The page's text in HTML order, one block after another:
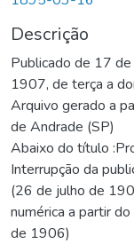
Descrição
Publicado de 17
1907, de terça a
Arquivo gerado a
de Andrade (SP)
Abaixo do título
Interrupção da
(26 de julho de
numérica a partir
de 1906)